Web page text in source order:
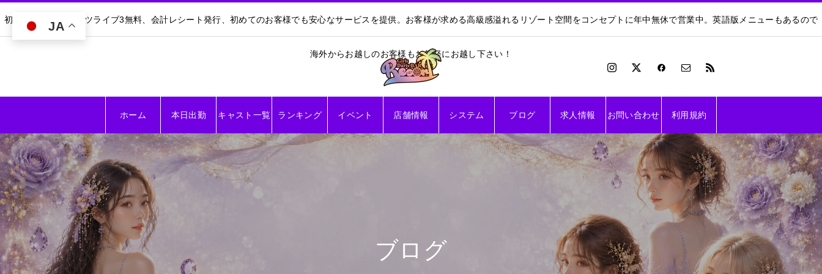
初回30分無料｜ダーツライブ3無料、会計レシート発行、初めてのお客様でも安心なサービスを提供。お客様が求める高級感溢れるリゾート空間をコンセプトに年中無休で営業中。英語版メニューもあるので
海外からお越しのお客様もお気軽にお越し下さい！
ホーム 本日出勤 キャスト一覧 ランキング イベント 店舗情報 システム ブログ 求人情報 お問い合わせ 利用規約
ブログ
JA